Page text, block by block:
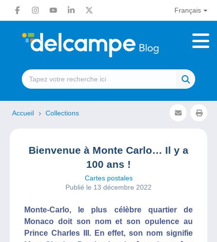
Français
Accueil Collections
Bienvenue à Monte Carlo… Il y a
100 ans !
Cartes postales
Publié le 13 décembre 2022
Monte-Carlo, le plus célèbre quartier de
Monaco doit son nom et son opulence au
Prince Charles III. En effet, son nom signifie